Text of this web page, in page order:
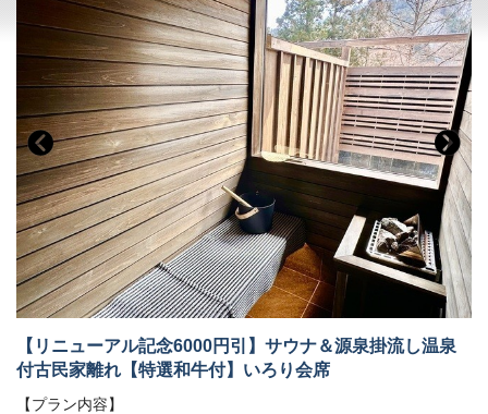
●ご夕食●
○特選和牛ミニステーキ
○囲炉裏会席
串焼、鍋物、刺身、煮物、デザート、他
※季節や仕入状況により変更する可能性がございます。12月31日
～1月2日は特選和牛ミニステーキを別のお料理に変更させていた
だく場合がございます。
※2026年1月1日以降のご予約につきまして、いかなる理由（食物
アレルギー、苦手、妊娠中、宗教上など）の場合も、食材の変更
および除去はできかねます。
※12月31日～1月2日は別注料理（岩魚の骨酒を含む）のご注文は
お受けいたしかねます。
※お部屋食は行っておりません。すべてのお客様にお食事処にお
越しいただく形となります。
●ご朝食●
○和食膳
【リニューアル記念6000円引】サウナ＆源泉掛流し温泉
付古民家離れ【特選和牛付】いろり会席
【プラン内容】